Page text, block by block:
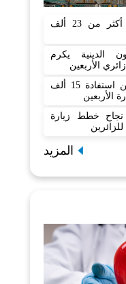
شعبة فاطمة بنت أسد تسجل أكثر من 23 ألف
الدينية يكرم
الأربعين
معهد القرآن الكريم النسوي يعلن استفادة 15 ألف
الأربعين
نجاح خطط زيارة
المزيد